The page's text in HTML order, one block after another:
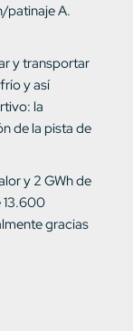
patinaje A.
y transportar
y así
la
de la pista de
y 2 GWh de
13.600
gracias